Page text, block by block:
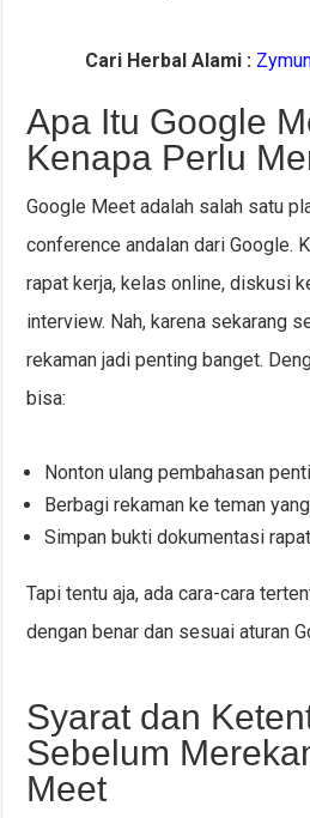
Cari Herbal Alami :
Apa Itu Google
Kenapa Perlu
Google Meet adalah salah satu
conference andalan dari Google.
rapat kerja, kelas online, diskusi
interview. Nah, karena sekarang
rekaman jadi penting banget.
bisa:
Nonton ulang pembahasan
Berbagi rekaman ke teman
Simpan bukti dokumentasi
Tapi tentu aja, ada cara-cara
dengan benar dan sesuai aturan
Syarat dan
Sebelum
Meet